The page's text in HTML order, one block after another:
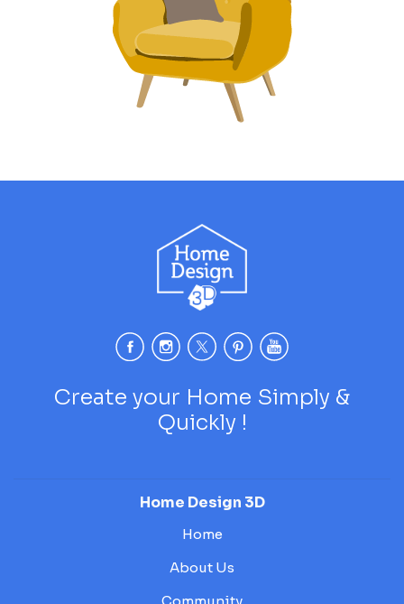
Create your Home Simply &
Quickly !
Home Design 3D
Home
About Us
Community